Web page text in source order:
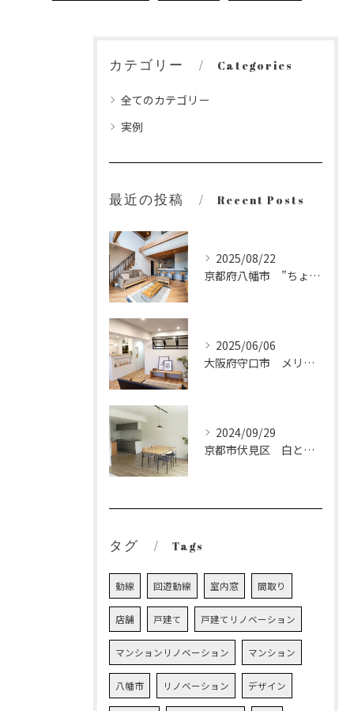
カテゴリー Categories
全てのカテゴリー
実例
最近の投稿 Recent Posts
2025/08/22
京都府八幡市 ”ちょうどいい”を大切にした、上質で心地よい住まい
2025/06/06
大阪府守口市 メリハリのあるナチュラルな家
2024/09/29
京都市伏見区 白とグレーで整えた、すっきり心地いい住まい
タグ Tags
動線 回遊動線 室内窓 間取り
店舗 戸建て 戸建てリノベーション
マンションリノベーション マンション
八幡市 リノベーション デザイン